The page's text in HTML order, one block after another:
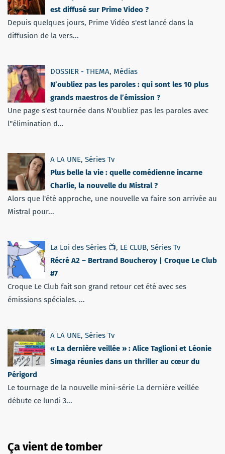
est diffusé sur Prime Video ?
Depuis quelques jours, Prime Vidéo s'est lancé dans la
diffusion de la vers...
DOSSIER - THEMA, Médias
N’oubliez pas les paroles : qui sont les 10 plus
grands maestros de l’émission ?
Une page s'est tournée dans N'oubliez pas les paroles avec
l''élimination d...
A LA UNE, Séries Tv
Plus belle la vie : quelle comédienne incarne
Charlie, la nouvelle du Mistral ?
Alors que l'été approche, une nouvelle va faire son arrivée au
Mistral pour...
La Loi des Séries 📺, LE CLUB, Séries Tv
Récré A2 – Bertrand Boucheroy | Croque Le Club
#7
Croque Le Club fait son grand retour cet été avec ses
émissions spéciales. ...
A LA UNE, Séries Tv
« La dernière veillée » : Alice Taglioni et Léonie
Simaga réunies dans un thriller au cœur du
Périgord
Le tournage de la nouvelle mini-série La dernière veillée
débute ce lundi 3...
Ça vient de tomber